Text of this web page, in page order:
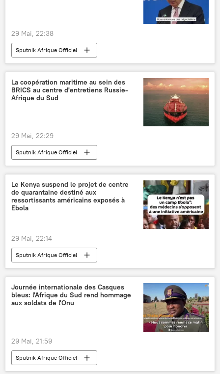
29 Mai, 22:38
Sputnik Afrique Officiel
La coopération maritime au sein des
BRICS au centre d'entretiens Russie-
Afrique du Sud
29 Mai, 22:29
Sputnik Afrique Officiel
Le Kenya suspend le projet de centre
de quarantaine destiné aux
ressortissants américains exposés à
Ebola
29 Mai, 22:14
Sputnik Afrique Officiel
Journée internationale des Casques
bleus: l'Afrique du Sud rend hommage
aux soldats de l'Onu
29 Mai, 21:59
Sputnik Afrique Officiel